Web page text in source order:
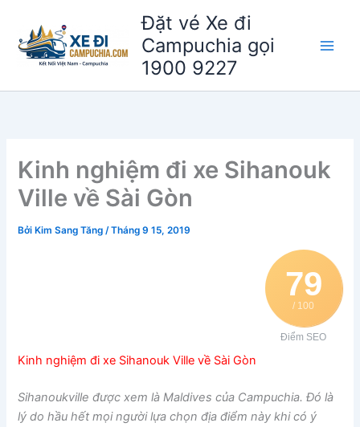
Đặt vé Xe đi
Campuchia gọi
1900 9227
Kinh nghiệm đi xe Sihanouk
Ville về Sài Gòn
Bởi Kim Sang Tăng/Tháng 9 15, 2019
79
/ 100
Điểm SEO
Kinh nghiệm đi xe Sihanouk Ville về Sài Gòn
Sihanoukville được xem là Maldives của Campuchia. Đó là
lý do hầu hết mọi người lựa chọn địa điểm này khi có ý